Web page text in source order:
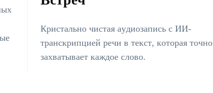
Кристально чистая аудиозапись с ИИ-
транскрипцией речи в текст, которая точно
захватывает каждое слово.